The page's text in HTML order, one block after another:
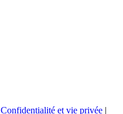
Confidentialité et vie privée |